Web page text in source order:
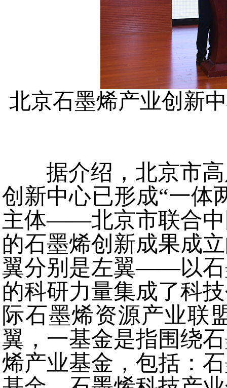
北京石墨烯产业创新
据介绍，北京市高
创新中心已形成“一体
主体——北京市联合中
的石墨烯创新成果成
翼分别是左翼——以石
的科研力量集成了科
际石墨烯资源产业联
翼，一基金是指围绕
烯产业基金，包括：